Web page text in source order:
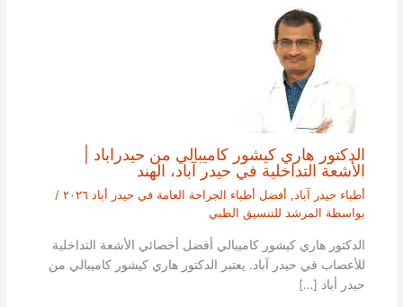
الدكتور هاري كيشور كاميبالي من حيدراباد |
الأشعة التداخلية في حيدر آباد، الهند
أطباء حيدر آباد , أفضل أطباء الجراحة العامة في حيدر أباد ٢٠٢٦
/
بواسطة المرشد للتنسيق الطبي
الدكتور هاري كيشور كاميبالي أفضل أخصائي الأشعة التداخلية
للأعصاب في حيدر آباد. يعتبر الدكتور هاري كيشور كاميبالي من
حيدر أباد […]